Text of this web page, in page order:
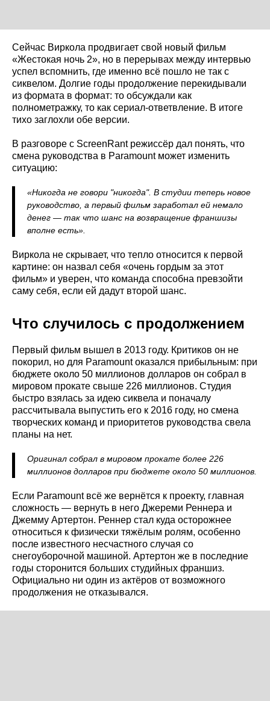
Сейчас Виркола продвигает свой новый фильм
«Жестокая ночь 2», но в перерывах между интервью
успел вспомнить, где именно всё пошло не так с
сиквелом. Долгие годы продолжение перекидывали
из формата в формат: то обсуждали как
полнометражку, то как сериал-ответвление. В итоге
тихо заглохли обе версии.
В разговоре с ScreenRant режиссёр дал понять, что
смена руководства в Paramount может изменить
ситуацию:
«Никогда не говори "никогда". В студии теперь новое
руководство, а первый фильм заработал ей немало
денег — так что шанс на возвращение франшизы
вполне есть».
Виркола не скрывает, что тепло относится к первой
картине: он назвал себя «очень гордым за этот
фильм» и уверен, что команда способна превзойти
саму себя, если ей дадут второй шанс.
Что случилось с продолжением
Первый фильм вышел в 2013 году. Критиков он не
покорил, но для Paramount оказался прибыльным: при
бюджете около 50 миллионов долларов он собрал в
мировом прокате свыше 226 миллионов. Студия
быстро взялась за идею сиквела и поначалу
рассчитывала выпустить его к 2016 году, но смена
творческих команд и приоритетов руководства свела
планы на нет.
Оригинал собрал в мировом прокате более 226
миллионов долларов при бюджете около 50 миллионов.
Если Paramount всё же вернётся к проекту, главная
сложность — вернуть в него Джереми Реннера и
Джемму Артертон. Реннер стал куда осторожнее
относиться к физически тяжёлым ролям, особенно
после известного несчастного случая со
снегоуборочной машиной. Артертон же в последние
годы сторонится больших студийных франшиз.
Официально ни один из актёров от возможного
продолжения не отказывался.